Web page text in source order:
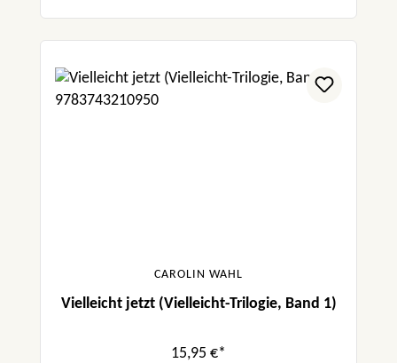
CAROLIN WAHL
Vielleicht jetzt (Vielleicht-Trilogie, Band 1)
15,95 €*